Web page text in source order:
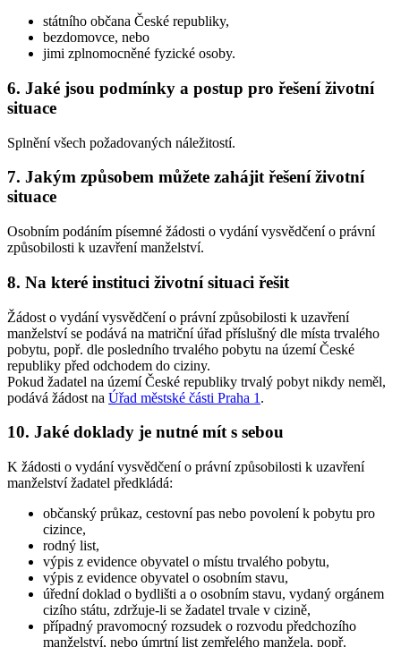
státního občana České republiky,
bezdomovce, nebo
jimi zplnomocněné fyzické osoby.
6. Jaké jsou podmínky a postup pro řešení životní
situace
Splnění všech požadovaných náležitostí.
7. Jakým způsobem můžete zahájit řešení životní
situace
Osobním podáním písemné žádosti o vydání vysvědčení o právní
způsobilosti k uzavření manželství.
8. Na které instituci životní situaci řešit
Žádost o vydání vysvědčení o právní způsobilosti k uzavření
manželství se podává na matriční úřad příslušný dle místa trvalého
pobytu, popř. dle posledního trvalého pobytu na území České
republiky před odchodem do ciziny.
Pokud žadatel na území České republiky trvalý pobyt nikdy neměl,
podává žádost na Úřad městské části Praha 1 .
10. Jaké doklady je nutné mít s sebou
K žádosti o vydání vysvědčení o právní způsobilosti k uzavření
manželství žadatel předkládá:
občanský průkaz, cestovní pas nebo povolení k pobytu pro
cizince,
rodný list,
výpis z evidence obyvatel o místu trvalého pobytu,
výpis z evidence obyvatel o osobním stavu,
úřední doklad o bydlišti a o osobním stavu, vydaný orgánem
cizího státu, zdržuje-li se žadatel trvale v cizině,
případný pravomocný rozsudek o rozvodu předchozího
manželství, nebo úmrtní list zemřelého manžela, popř.